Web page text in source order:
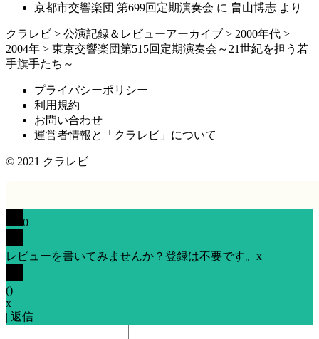
京都市交響楽団 第699回定期演奏会 に 畠山博志 より
クラレビ > 公演記録＆レビューアーカイブ > 2000年代 >
2004年 > 東京交響楽団第515回定期演奏会～21世紀を担う若
手旗手たち～
プライバシーポリシー
利用規約
お問い合わせ
運営者情報と「クラレビ」について
© 2021 クラレビ
0
レビューを書いてみませんか？登録は不要です。 x
()
x
| 返信